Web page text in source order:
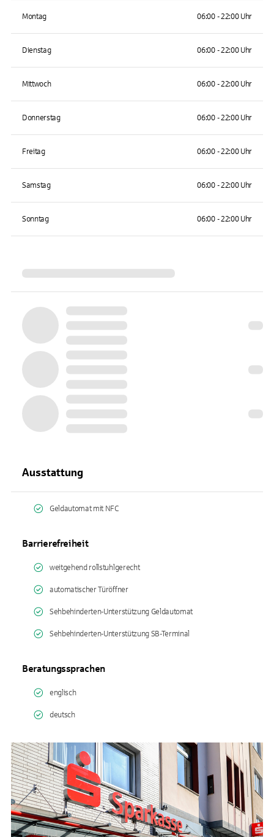
Montag 06:00 - 22:00 Uhr
Dienstag 06:00 - 22:00 Uhr
Mittwoch 06:00 - 22:00 Uhr
Donnerstag 06:00 - 22:00 Uhr
Freitag 06:00 - 22:00 Uhr
Samstag 06:00 - 22:00 Uhr
Sonntag 06:00 - 22:00 Uhr
Ausstattung
Geldautomat mit NFC
Barrierefreiheit
weitgehend rollstuhlgerecht
automatischer Türöffner
Sehbehinderten-Unterstützung Geldautomat
Sehbehinderten-Unterstützung SB-Terminal
Beratungssprachen
englisch
deutsch